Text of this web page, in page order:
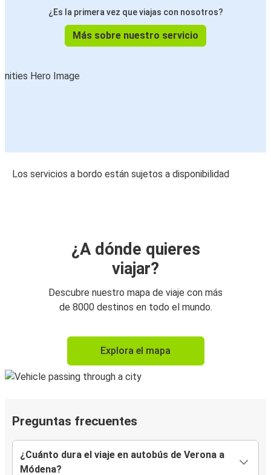
¿Es la primera vez que viajas con nosotros?
Más sobre nuestro servicio
Los servicios a bordo están sujetos a disponibilidad
¿A dónde quieres
viajar?
Descubre nuestro mapa de viaje con más
de 8000 destinos en todo el mundo.
Explora el mapa
Preguntas frecuentes
¿Cuánto dura el viaje en autobús de Verona a
Módena?